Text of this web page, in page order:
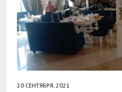
20 СЕНТЯБРЯ, 2021